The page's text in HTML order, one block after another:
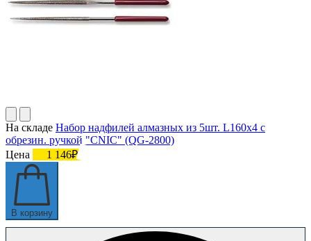
На складе Набор надфилей алмазных из 5шт. L160х4 с
обрезин. ручкой "CNIC" (QG-2800)
Цена
1 146₽
В корзину